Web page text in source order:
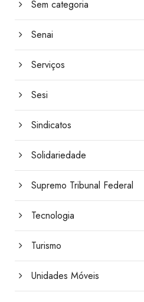
Sem categoria
Senai
Serviços
Sesi
Sindicatos
Solidariedade
Supremo Tribunal Federal
Tecnologia
Turismo
Unidades Móveis